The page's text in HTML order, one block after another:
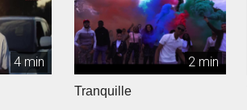
4 min 2 min
Tranquille